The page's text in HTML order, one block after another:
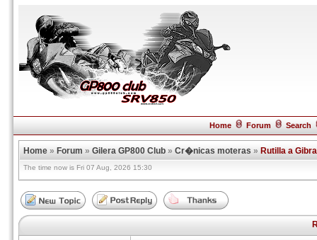
Home Forum Search
Home » Forum » Gilera GP800 Club » Cr�nicas moteras » Rutilla a
The time now is Fri 07 Aug, 2026 15:30